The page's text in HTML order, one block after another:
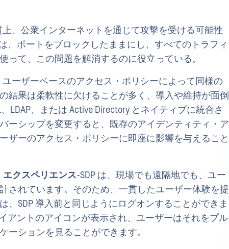
上、公衆インターネットを通じて攻撃を受ける可能性
、ポートをブロックしたままにし、すべてのトラフィ
って、この問題を解消するのに役立っている。
ユーザーベースのアクセス・ポリシーによって同様の
結果は柔軟性に欠けることが多く、導入や維持が面倒
LDAP、または Active Directory とネイティブに統合さ
ーシップを変更すると、既存のアイデンティティ・ア
ザーのアクセス・ポリシーに即座に影響を与えること
クスペリエンス-SDP は、現場でも遠隔地でも、ユー
されています。そのため、一貫したユーザー体験を提
、SDP 導入前と同じようにログオンすることができま
アントのアイコンが表示され、ユーザーはそれをプル
ーションを見ることができます。